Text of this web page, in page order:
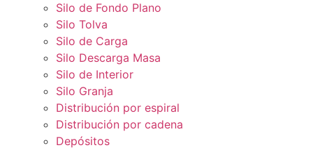
Silo de Fondo Plano
Silo Tolva
Silo de Carga
Silo Descarga Masa
Silo de Interior
Silo Granja
Distribución por espiral
Distribución por cadena
Depósitos